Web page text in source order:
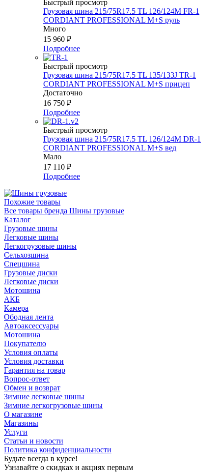
Быстрый просмотр
Грузовая шина 215/75R17.5 TL 126/124М FR-1
CORDIANT PROFESSIONAL M+S руль
Много
15 960 ₽
Подробнее
Быстрый просмотр
Грузовая шина 215/75R17.5 TL 135/133J TR-1
CORDIANT PROFESSIONAL M+S прицеп
Достаточно
16 750 ₽
Подробнее
Быстрый просмотр
Грузовая шина 215/75R17.5 TL 126/124М DR-1
CORDIANT PROFESSIONAL M+S вед
Мало
17 110 ₽
Подробнее
Похожие товары
Все товары бренда Шины грузовые
Каталог
Грузовые шины
Легковые шины
Легкогрузовые шины
Сельхозшина
Спецшина
Грузовые диски
Легковые диски
Мотошина
АКБ
Камера
Ободная лента
Автоаксессуары
Мотошина
Покупателю
Условия оплаты
Условия доставки
Гарантия на товар
Вопрос-ответ
Обмен и возврат
Зимние легковые шины
Зимние легкогрузовые шины
О магазине
Магазины
Услуги
Статьи и новости
Политика конфиденциальности
Будьте всегда в курсе!
Узнавайте о скидках и акциях первым